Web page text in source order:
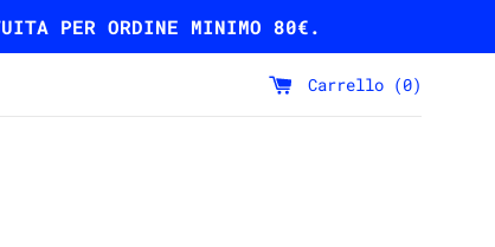
PER ORDINE MINIMO 80€.
Carrello (0)